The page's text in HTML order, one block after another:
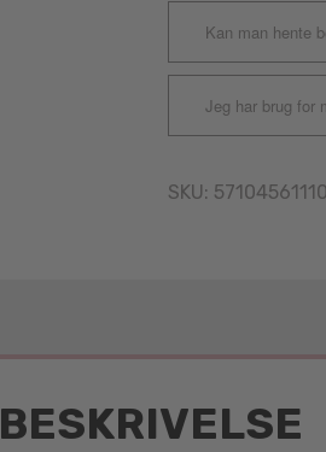
Kan man hente
Jeg har brug for
SKU:
BESKRIVELSE